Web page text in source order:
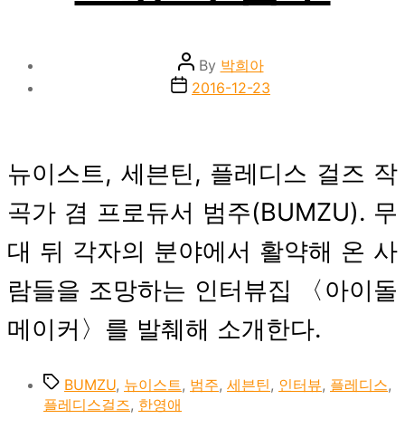
Post
author
By 박희아
Post2016-12-23
뉴이스트, 세븐틴, 플레디스 걸즈 작
곡가 겸 프로듀서 범주(BUMZU). 무
대 뒤 각자의 분야에서 활약해 온 사
람들을 조망하는 인터뷰집 〈아이돌
메이커〉를 발췌해 소개한다.
TagsBUMZU, 뉴이스트 , 범주, 세븐틴 , 인터뷰, 플레디스,
플레디스걸즈, 한영애